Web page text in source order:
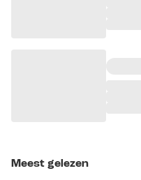
Meest gelezen